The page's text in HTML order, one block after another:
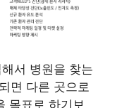
서 병원을 찾는
면 다른 곳으로
목표로 하기보